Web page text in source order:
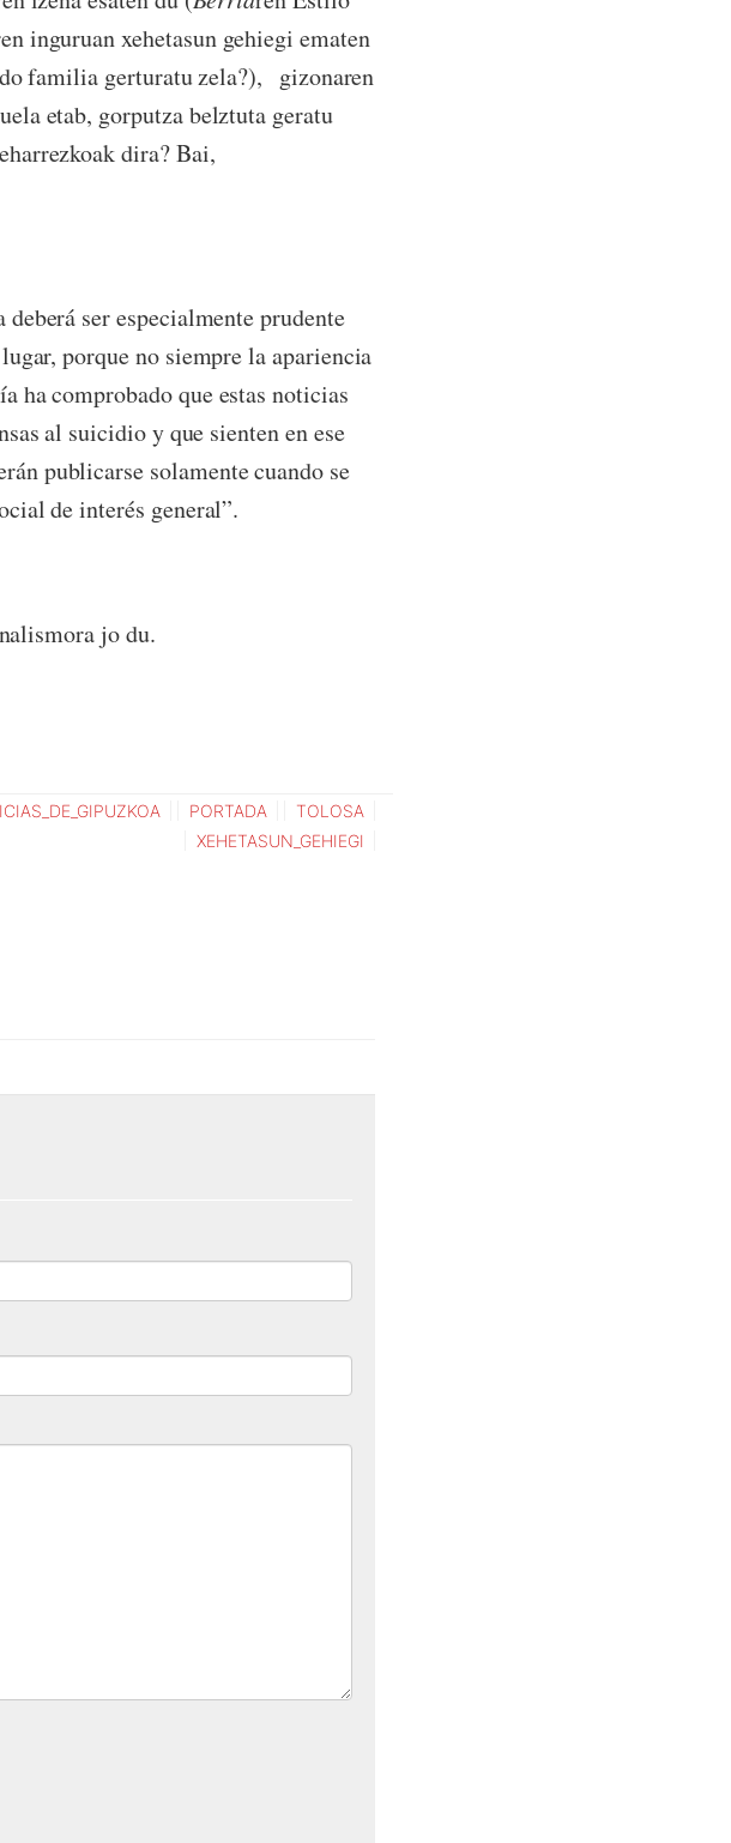
inguruan xehetasun gehiegi ematen
familia gerturatu zela?), gizonaren
etab, gorputza belztuta geratu
dira? Bai,
ser especialmente prudente
porque no siempre la apariencia
ha comprobado que estas noticias
al suicidio y que sienten en ese
publicarse solamente cuando se
de interés general”.
jo du.
PORTADA
TOLOSA
XEHETASUN_GEHIEGI